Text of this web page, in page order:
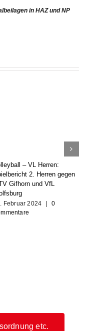
in HAZ und NP
– VL Herren:
2. Herren gegen
Gifhorn und VfL
Februar 2024 |
0
etc.